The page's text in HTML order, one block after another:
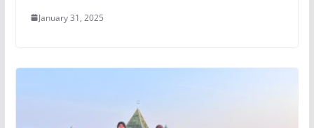
January 31, 2025